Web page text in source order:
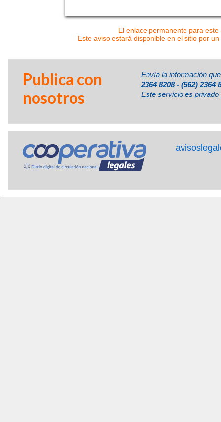
El enlace permanente para
Este aviso estará disponible en el sitio por
Publica con
nosotros
Envía la información
2364 8208 - (562) 2364
Este servicio es privado